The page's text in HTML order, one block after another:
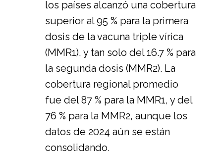
los países alcanzó una cobertura
superior al 95 % para la primera
dosis de la vacuna triple vírica
(MMR1), y tan solo del 16.7 % para
la segunda dosis (MMR2). La
cobertura regional promedio
fue del 87 % para la MMR1, y del
76 % para la MMR2, aunque los
datos de 2024 aún se están
consolidando.